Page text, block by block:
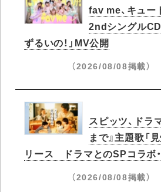
fav me、キュー
2ndシングル
ずるいの！」MV公開
（2026/08/08掲載）
スピッツ、ドラ
まで』主題歌「
リース ドラマとのSPコラボ
（2026/08/08掲載）